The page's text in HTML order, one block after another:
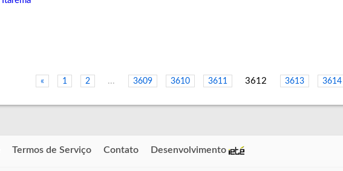
« 1 2 ... 3609 3610 3611 3612 3613 3614
Termos de Serviço Contato Desenvolvimento